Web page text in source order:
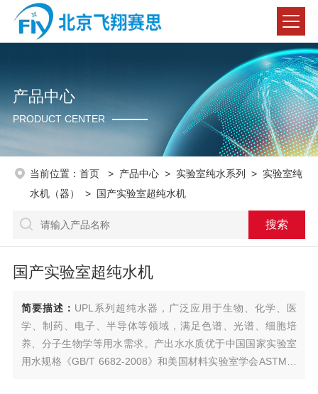
产品中心
PRODUCT CENTER
当前位置： 首页 > 产品中心> 实验室纯水系列 > 实验室纯
水机（器）
> 国产实验室超纯水机
国产实验室超纯水机
简要描述： UPL系列超纯水器，广泛应用于生物、化学、医
学、制药、电子、半导体等领域，满足色谱、光谱、细胞培
养、分子生物学等用水需求。产出水水质优于中国国家实验室
用水规格《GB/T 6682-2008》和美国材料实验室学会ASTM标